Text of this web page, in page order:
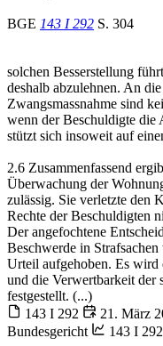
BGE 143 I 292 S. 304
solchen Besserstellung
deshalb abzulehnen. An
Zwangsmassnahme sind
wenn der Beschuldigte die
stützt sich insoweit auf
2.6 Zusammenfassend
Überwachung der
zulässig. Sie verletzte den
Rechte der Beschuldigten
Der angefochtene
Beschwerde in
Urteil aufgehoben. Es wird
und die Verwertbarkeit der
festgestellt. (...)
143 I 292
21. März
Bundesgericht
143 I 292